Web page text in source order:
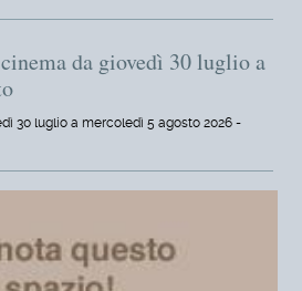
da giovedì 30 luglio a
30 luglio a mercoledì 5 agosto 2026 -